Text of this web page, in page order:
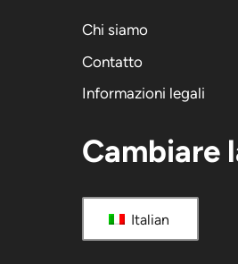
Chi siamo
Contatto
Informazioni legali
Cambiare
Italian